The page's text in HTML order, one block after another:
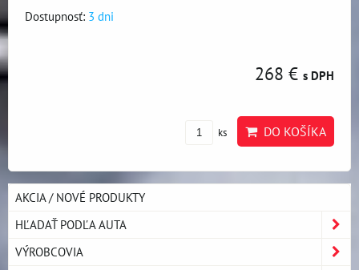
Dostupnosť: 3 dni
268 € s DPH
ks DO KOŠÍKA
AKCIA / NOVÉ PRODUKTY
HĽADAŤ PODĽA AUTA
VÝROBCOVIA